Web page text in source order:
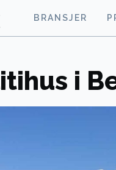
BRANSJER
i